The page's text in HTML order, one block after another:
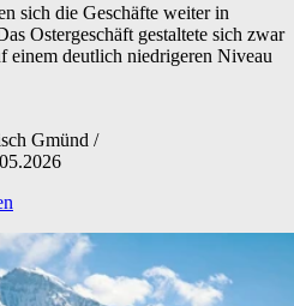
sich die Geschäfte weiter in
Ostergeschäft gestaltete sich zwar
einem deutlich niedrigeren Niveau
Gmünd /